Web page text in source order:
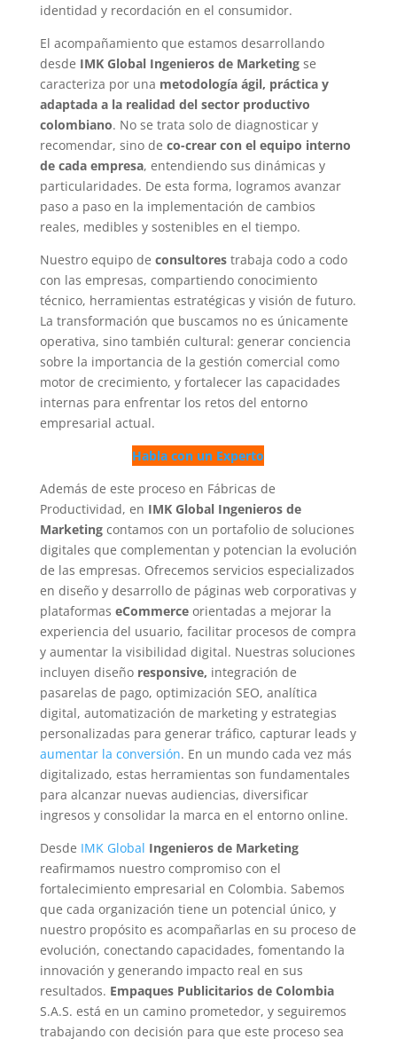
identidad y recordación en el consumidor.
El acompañamiento que estamos desarrollando
desde IMK Global Ingenieros de Marketingse
caracteriza por una metodología ágil, práctica y
adaptada a la realidad del sector productivo
colombiano. No se trata solo de diagnosticar y
recomendar, sino de co-crear con el equipo interno
de cada empresa, entendiendo sus dinámicas y
particularidades. De esta forma, logramos avanzar
paso a paso en la implementación de cambios
reales, medibles y sostenibles en el tiempo.
Nuestro equipo de consultorestrabaja codo a codo
con las empresas, compartiendo conocimiento
técnico, herramientas estratégicas y visión de futuro.
La transformación que buscamos no es únicamente
operativa, sino también cultural: generar conciencia
sobre la importancia de la gestión comercial como
motor de crecimiento, y fortalecer las capacidades
internas para enfrentar los retos del entorno
empresarial actual.
Habla con un Experto
Además de este proceso en Fábricas de
Productividad, en IMK Global Ingenieros de
Marketingcontamos con un portafolio de soluciones
digitales que complementan y potencian la evolución
de las empresas. Ofrecemos servicios especializados
en diseño y desarrollo de páginas web corporativas y
plataformas eCommerceorientadas a mejorar la
experiencia del usuario, facilitar procesos de compra
y aumentar la visibilidad digital. Nuestras soluciones
incluyen diseñoresponsive, integración de
pasarelas de pago, optimización SEO, analítica
digital, automatización de marketing y estrategias
personalizadas para generar tráfico, capturar leads y
aumentar la conversión. En un mundo cada vez más
digitalizado, estas herramientas son fundamentales
para alcanzar nuevas audiencias, diversificar
ingresos y consolidar la marca en el entorno online.
Desde IMK Global Ingenieros de Marketing
reafirmamos nuestro compromiso con el
fortalecimiento empresarial en Colombia. Sabemos
que cada organización tiene un potencial único, y
nuestro propósito es acompañarlas en su proceso de
evolución, conectando capacidades, fomentando la
innovación y generando impacto real en sus
resultados. Empaques Publicitarios de Colombia
S.A.S. está en un camino prometedor, y seguiremos
trabajando con decisión para que este proceso sea